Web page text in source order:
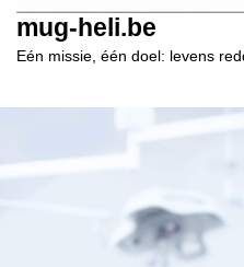
mug-heli.be
Eén missie, één doel: levens